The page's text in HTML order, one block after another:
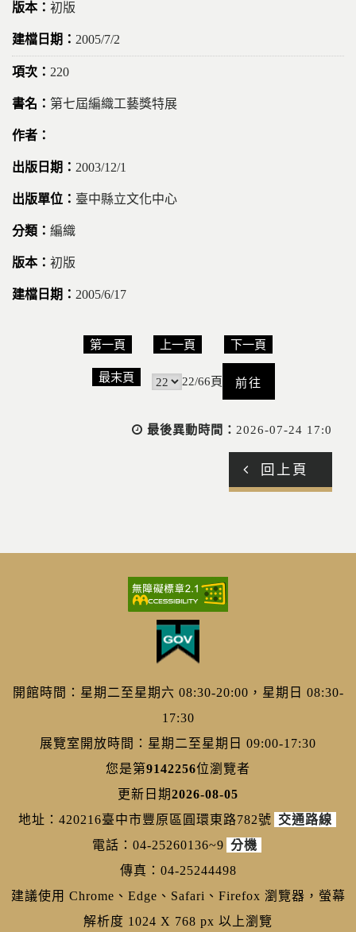
初版
2005/7/2
220
第七屆編織工藝獎特展
2003/12/1
臺中縣立文化中心
編織
初版
2005/6/17
第一頁 上一頁 下一頁
最末頁 22/66頁
最後異動時間： 2026-07-24 17:0
回上頁
開館時間：星期二至星期六 08:30-20:00，星期日 08:30-
17:30
展覽室開放時間：星期二至星期日 09:00-17:30
您是第9142256位瀏覽者
更新日期2026-08-05
地址：420216臺中市豐原區圓環東路782號 交通路線
電話：04-25260136~9 分機
傳真：04-25244498
建議使用 Chrome、Edge、Safari、Firefox 瀏覽器，螢幕
解析度 1024 X 768 px 以上瀏覽